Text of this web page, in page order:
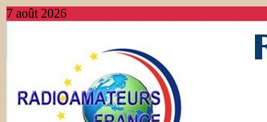
7 août 2026